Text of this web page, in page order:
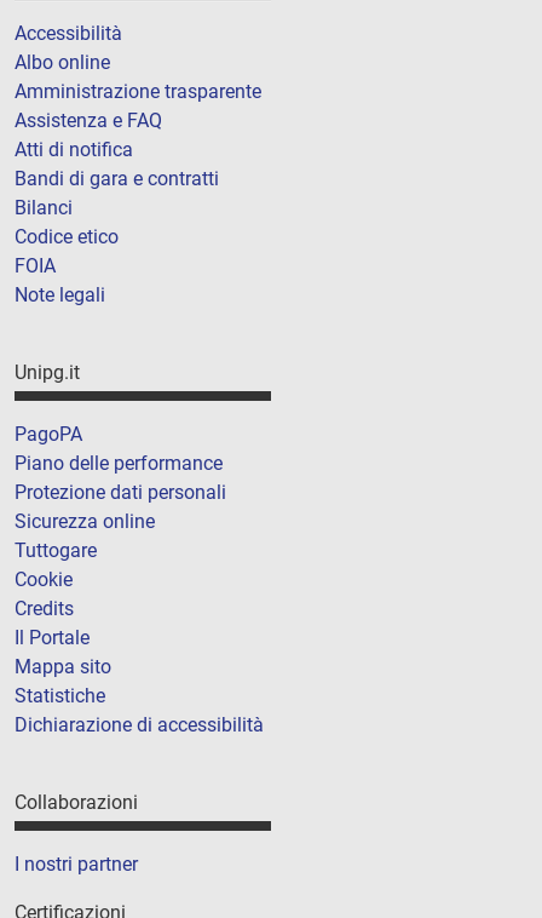
Accessibilità
Albo online
Amministrazione trasparente
Assistenza e FAQ
Atti di notifica
Bandi di gara e contratti
Bilanci
Codice etico
FOIA
Note legali
Unipg.it
PagoPA
Piano delle performance
Protezione dati personali
Sicurezza online
Tuttogare
Cookie
Credits
Il Portale
Mappa sito
Statistiche
Dichiarazione di accessibilità
Collaborazioni
I nostri partner
Certificazioni